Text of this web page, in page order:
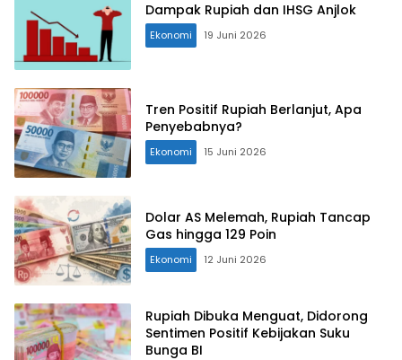
Dampak Rupiah dan IHSG Anjlok
Ekonomi 19 Juni 2026
Tren Positif Rupiah Berlanjut, Apa
Penyebabnya?
Ekonomi 15 Juni 2026
Dolar AS Melemah, Rupiah Tancap
Gas hingga 129 Poin
Ekonomi 12 Juni 2026
Rupiah Dibuka Menguat, Didorong
Sentimen Positif Kebijakan Suku
Bunga BI